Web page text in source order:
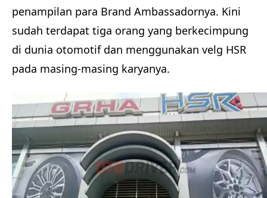
penampilan para Brand Ambassadornya. Kini
sudah terdapat tiga orang yang berkecimpung
di dunia otomotif dan menggunakan velg HSR
pada masing-masing karyanya.